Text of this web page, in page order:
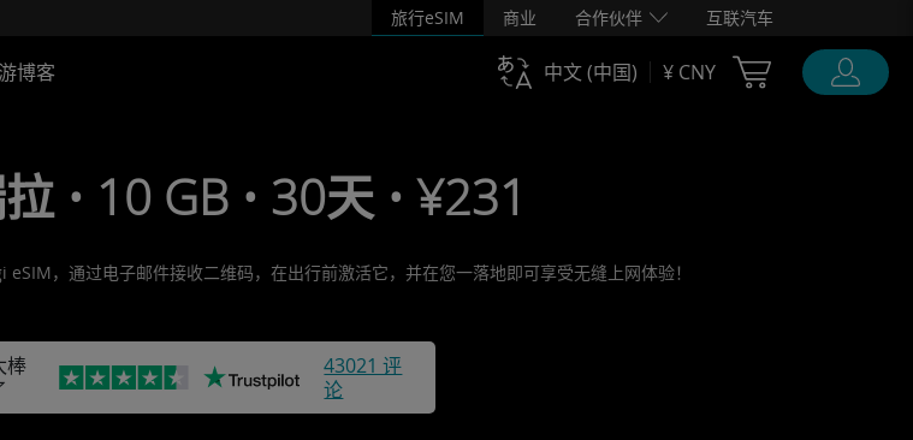
旅行eSIM 商业 合作伙伴 互联汽车
博客 中文 (中国) ¥ CNY Cart Ubigi
• 10 GB • 30天 • ¥231
，通过电子邮件接收二维码，在出行前激活它，并在您一落地即可享受无缝上网体验！
棒
43021 评
论